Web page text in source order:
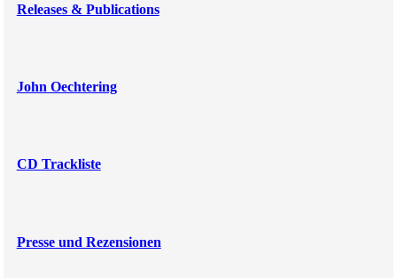
Releases & Publications
John Oechtering
CD Trackliste
Presse und Rezensionen